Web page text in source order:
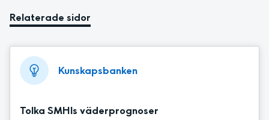
Relaterade sidor
Kunskapsbanken
Tolka SMHIs väderprognoser